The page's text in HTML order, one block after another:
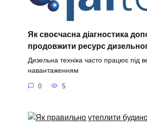
Як своєчасна діагностика
продовжити ресурс
Дизельна техніка часто працює під
навантаженням
0 5